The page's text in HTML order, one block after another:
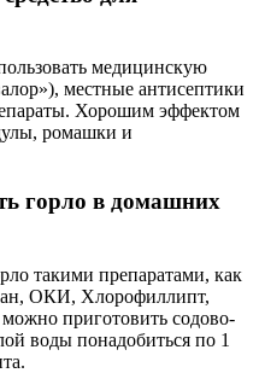
медицинскую
местные антисептики
Хорошим эффектом
ромашки и
горло в домашних
такими препаратами, как
ОКИ, Хлорофиллипт,
приготовить содово-
воды понадобиться по 1